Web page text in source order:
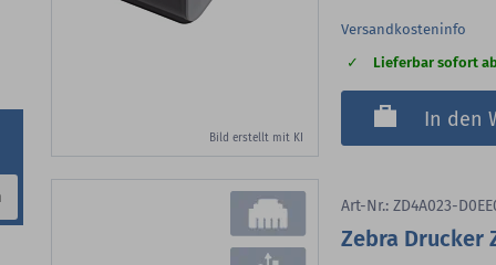
Bild erstellt mit KI
Versandkosteninfo
Lieferbar sofort
In den
Art-Nr.: ZD4A023-
Zebra Drucker